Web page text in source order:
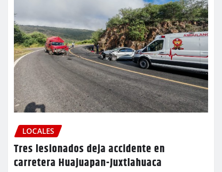
LOCALES
Tres lesionados deja accidente en
carretera Huajuapan-Juxtlahuaca